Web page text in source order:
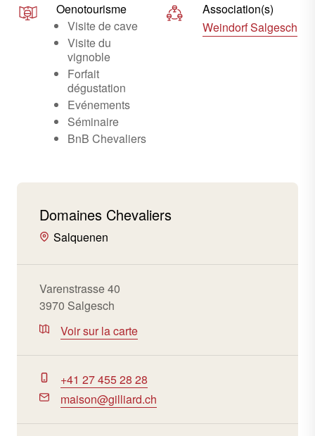
Oenotourisme
Visite de cave
Visite du
vignoble
Forfait
dégustation
Evénements
Séminaire
BnB Chevaliers
Association(s)
Weindorf Salgesch
Domaines Chevaliers
Salquenen
Varenstrasse 40
3970 Salgesch
Voir sur la carte
+41 27 455 28 28
maison@gilliard.ch